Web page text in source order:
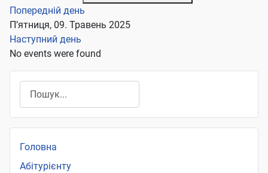
Попередній день
П’ятниця, 09. Травень 2025
Наступний день
No events were found
Головна
Абітурієнту